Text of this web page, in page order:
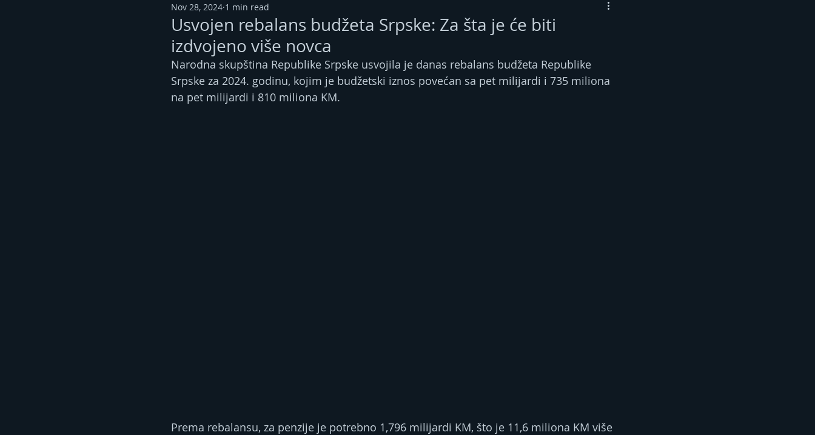
Usvojen rebalans budžeta Srpske: Za šta je će biti
izdvojeno više novca
Nov 28, 2024 1 min read
Narodna skupština Republike Srpske usvojila je danas rebalans budžeta Republike
Srpske za 2024. godinu, kojim je budžetski iznos povećan sa pet milijardi i 735 miliona
na pet milijardi i 810 miliona KM.
Prema rebalansu, za penzije je potrebno 1,796 milijardi KM, što je 11,6 miliona KM više